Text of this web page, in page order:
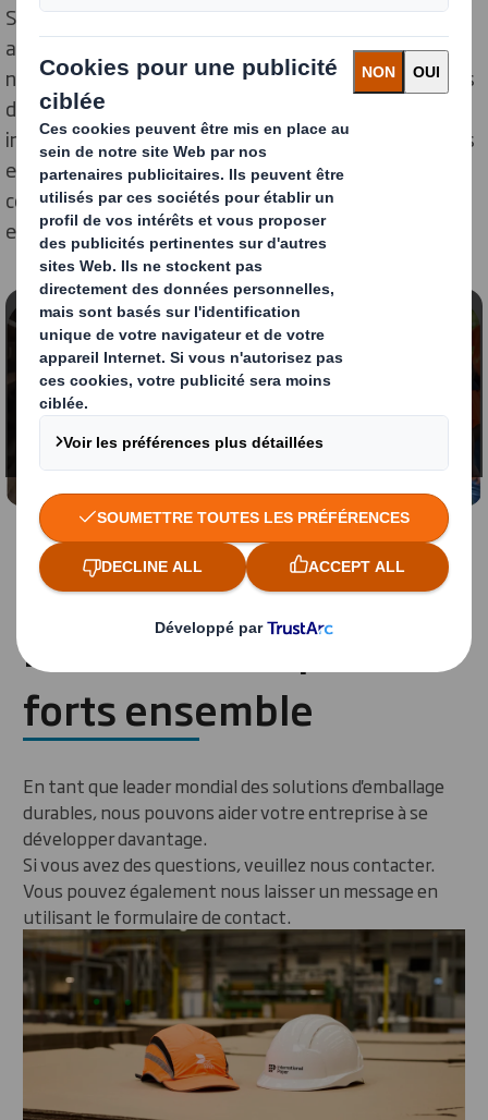
Soyez assurés que, même si vous pouvez vous
attendre à ce que tout se passe comme d'habitude,
nous nous efforçons d'intégrer de nombreux processus
dans un système efficace et rationalisé, dans votre
intérêt. Nous nous engageons à maintenir les relations
existantes avec vous pour nous assurer que nous
continuons à vous servir selon les normes que vous
exigez.
Contenu bloqué
Pour visionner cette vidéo, vous devez accepter les
cookies « fonctionnels »
Modifier mes paramètres
International Paper et
DS Smith sont plus
forts ensemble
En tant que leader mondial des solutions d'emballage
durables, nous pouvons aider votre entreprise à se
développer davantage.
Si vous avez des questions, veuillez nous contacter.
Vous pouvez également nous laisser un message en
utilisant le formulaire de contact.